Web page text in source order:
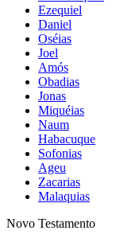
Ezequiel
Daniel
Oséias
Joel
Amós
Obadias
Jonas
Miquéias
Naum
Habacuque
Sofonias
Ageu
Zacarias
Malaquias
Novo Testamento